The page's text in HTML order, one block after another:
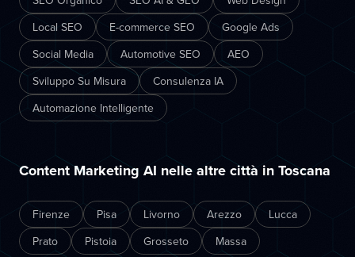
Local SEO
E-commerce SEO
Google Ads
Social Media
Automotive SEO
AEO
Sviluppo Su Misura
Consulenza IA
Automazione Intelligente
Content Marketing AI nelle altre città in Toscana
Firenze Pisa Livorno Arezzo
Lucca
Prato
Pistoia Grosseto Massa